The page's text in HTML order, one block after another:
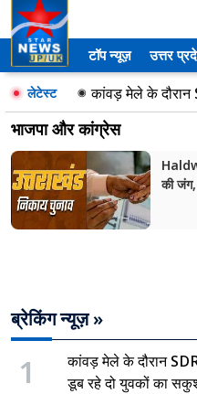
टॉप न्यूज़ उत्तर
लेटेस्ट कांवड़ मेले के दौरान
भाजपा और कांग्रेस
की
ब्रेकिंग न्यूज़ »
1
कांवड़ मेले के दौरान
डूब रहे दो युवकों का
उत्तर प्रदेश
अमेठी
कानपुर
लखनऊ
उत्तराखंड